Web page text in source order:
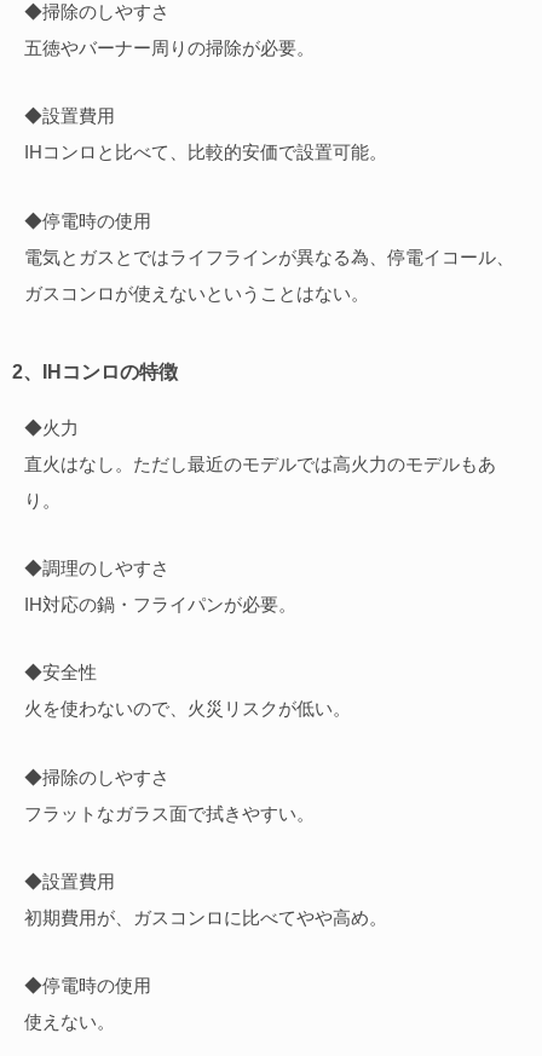
◆掃除のしやすさ
五徳やバーナー周りの掃除が必要。
◆設置費用
IHコンロと比べて、比較的安価で設置可能。
◆停電時の使用
電気とガスとではライフラインが異なる為、停電イコール、
ガスコンロが使えないということはない。
2、IHコンロの特徴
◆火力
直火はなし。ただし最近のモデルでは高火力のモデルもあ
り。
◆調理のしやすさ
IH対応の鍋・フライパンが必要。
◆安全性
火を使わないので、火災リスクが低い。
◆掃除のしやすさ
フラットなガラス面で拭きやすい。
◆設置費用
初期費用が、ガスコンロに比べてやや高め。
◆停電時の使用
使えない。